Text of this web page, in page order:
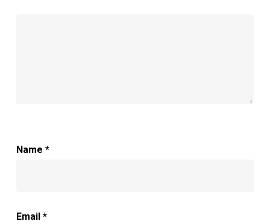
Name *
Email *